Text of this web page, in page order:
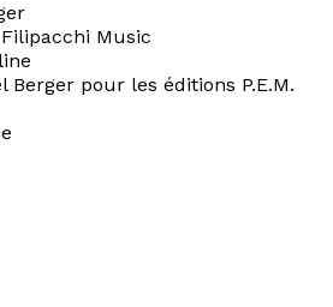
Music
Berger pour les éditions P.E.M.